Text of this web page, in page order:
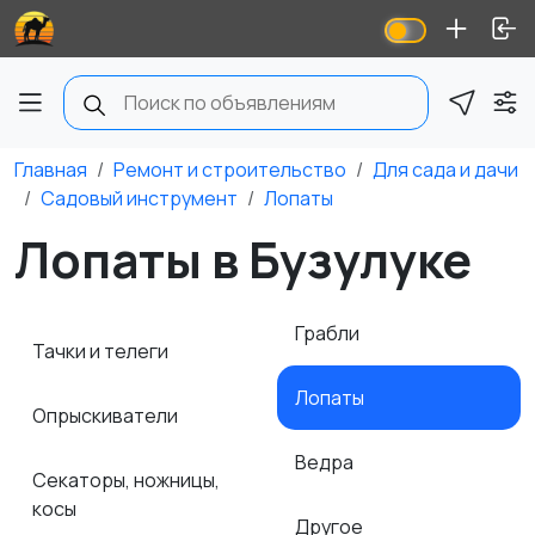
Главная Ремонт и строительство
Для сада и дачи
Садовый инструмент
Лопаты
Лопаты в Бузулуке
Тачки и телеги
Опрыскиватели
Секаторы, ножницы,
косы
Грабли
Лопаты
Ведра
Другое